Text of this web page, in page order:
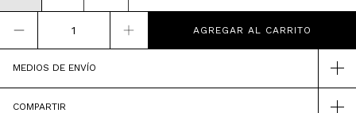
MEDIOS DE ENVÍO
COMPARTIR